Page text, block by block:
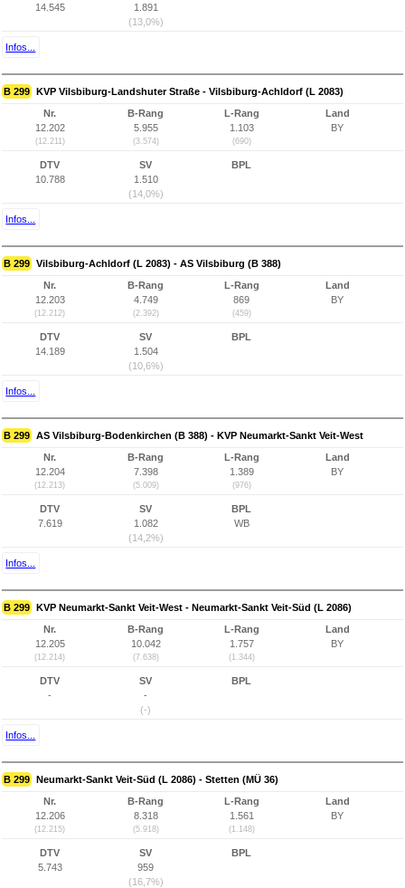
14.545
1.891
(13,0%)
Infos...
B 299 KVP Vilsbiburg-Landshuter Straße - Vilsbiburg-Achldorf (L 2083)
Nr.
12.202
(12.211)
B-Rang
5.955
(3.574)
L-Rang
1.103
(690)
Land
BY
DTV
10.788
SV
1.510
(14,0%)
BPL
Infos...
B 299 Vilsbiburg-Achldorf (L 2083) - AS Vilsbiburg (B 388)
Nr.
12.203
(12.212)
B-Rang
4.749
(2.392)
L-Rang
869
(459)
Land
BY
DTV
14.189
SV
1.504
(10,6%)
BPL
Infos...
B 299 AS Vilsbiburg-Bodenkirchen (B 388) - KVP Neumarkt-Sankt Veit-West
Nr.
12.204
(12.213)
B-Rang
7.398
(5.009)
L-Rang
1.389
(976)
Land
BY
DTV
7.619
SV
1.082
(14,2%)
BPL
WB
Infos...
B 299 KVP Neumarkt-Sankt Veit-West - Neumarkt-Sankt Veit-Süd (L 2086)
Nr.
12.205
(12.214)
B-Rang
10.042
(7.638)
L-Rang
1.757
(1.344)
Land
BY
DTV
-
SV
-
(-)
BPL
Infos...
B 299 Neumarkt-Sankt Veit-Süd (L 2086) - Stetten (MÜ 36)
Nr.
12.206
(12.215)
B-Rang
8.318
(5.918)
L-Rang
1.561
(1.148)
Land
BY
DTV
5.743
SV
959
(16,7%)
BPL